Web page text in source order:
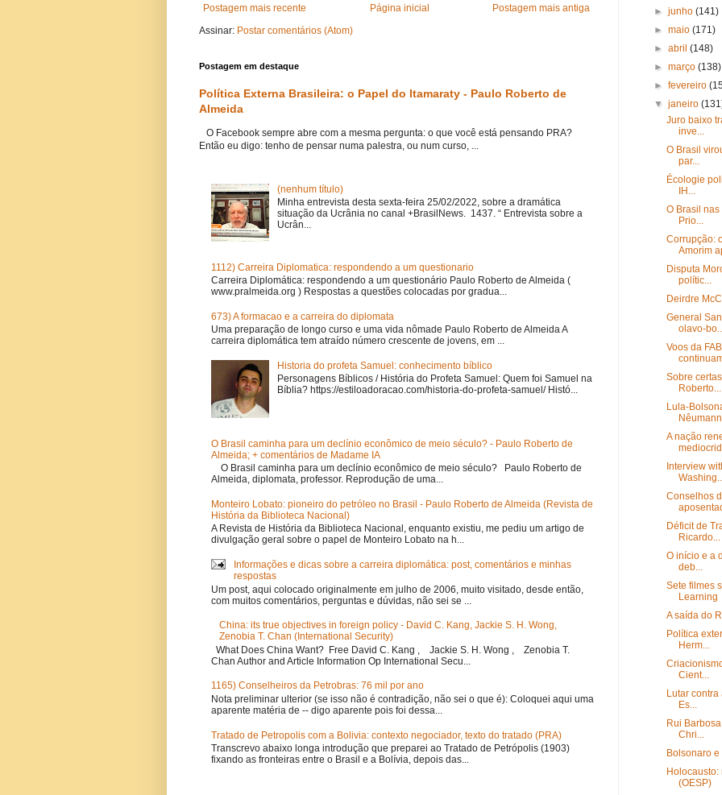
Postagem mais recente Postagem mais antiga
Página inicial
Assinar: Postar comentários (Atom)
Postagem em destaque
Política Externa Brasileira: o Papel do Itamaraty - Paulo Roberto de
Almeida
O Facebook sempre abre com a mesma pergunta: o que você está pensando PRA?
Então eu digo: tenho de pensar numa palestra, ou num curso, ...
(nenhum título)
Minha entrevista desta sexta-feira 25/02/2022, sobre a dramática
situação da Ucrânia no canal +BrasilNews. 1437. “ Entrevista sobre a
Ucrân...
1112) Carreira Diplomatica: respondendo a um questionario
Carreira Diplomática: respondendo a um questionário Paulo Roberto de Almeida (
www.pralmeida.org ) Respostas a questões colocadas por gradua...
673) A formacao e a carreira do diplomata
Uma preparação de longo curso e uma vida nômade Paulo Roberto de Almeida A
carreira diplomática tem atraído número crescente de jovens, em ...
Historia do profeta Samuel: conhecimento bíblico
Personagens Bíblicos / História do Profeta Samuel: Quem foi Samuel na
Bíblia? https://estiloadoracao.com/historia-do-profeta-samuel/ Histó...
O Brasil caminha para um declínio econômico de meio século? - Paulo Roberto de
Almeida; + comentários de Madame IA
O Brasil caminha para um declínio econômico de meio século? Paulo Roberto de
Almeida, diplomata, professor. Reprodução de uma...
Monteiro Lobato: pioneiro do petróleo no Brasil - Paulo Roberto de Almeida (Revista de
História da Biblioteca Nacional)
A Revista de História da Biblioteca Nacional, enquanto existiu, me pediu um artigo de
divulgação geral sobre o papel de Monteiro Lobato na h...
Informações e dicas sobre a carreira diplomática: post, comentários e minhas
respostas
Um post, aqui colocado originalmente em julho de 2006, muito visitado, desde então,
com muitos comentários, perguntas e dúvidas, não sei se ...
China: its true objectives in foreign policy - David C. Kang, Jackie S. H. Wong,
Zenobia T. Chan (International Security)
What Does China Want? Free David C. Kang , Jackie S. H. Wong , Zenobia T.
Chan Author and Article Information Op International Secu...
1165) Conselheiros da Petrobras: 76 mil por ano
Nota preliminar ulterior (se isso não é contradição, não sei o que é): Coloquei aqui uma
aparente matéria de -- digo aparente pois foi dessa...
Tratado de Petropolis com a Bolivia: contexto negociador, texto do tratado (PRA)
Transcrevo abaixo longa introdução que preparei ao Tratado de Petrópolis (1903)
fixando as fronteiras entre o Brasil e a Bolívia, depois das...
►junho(141)
►maio(171)
►abril(148)
►março(138)
►fevereiro
▼janeiro
Juro baixo
inve...
O Brasil
par...
Écologie
IH...
O Brasil nas
Prio...
Corrupção:
Amorim
Disputa
polític...
Deirdre
General
olavo-
Voos da
Sobre
Roberto...
Lula-
A nação
Interview
Conselhos
Déficit de
Ricardo...
O início e a
deb...
Sete filmes
Learning
A saída do
Política
Herm...
Cient...
Lutar
Es...
Rui
Chri...
Bolsonaro
(OESP)